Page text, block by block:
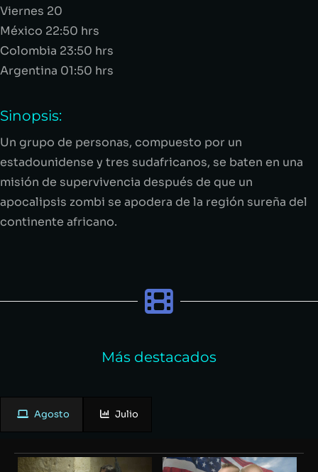
Viernes 20
México 22:50 hrs
Colombia 23:50 hrs
Argentina 01:50 hrs
Sinopsis:
Un grupo de personas, compuesto por un
estadounidense y tres sudafricanos, se baten en una
misión de supervivencia después de que un
apocalipsis zombi se apodera de la región sureña del
continente africano.
Más destacados
Agosto Julio